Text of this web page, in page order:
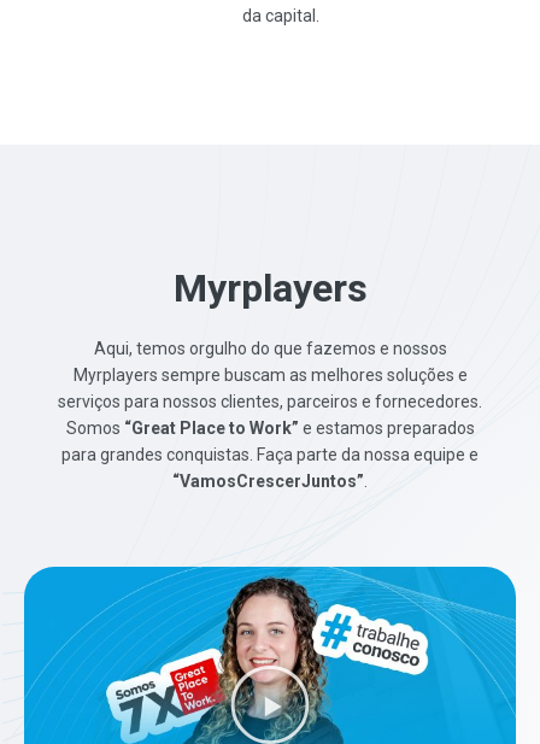
da capital.
Myrplayers
Aqui, temos orgulho do que fazemos e nossos
Myrplayers sempre buscam as melhores soluções e
serviços para nossos clientes, parceiros e fornecedores.
Somos “Great Place to Work” e estamos preparados
para grandes conquistas. Faça parte da nossa equipe e
“VamosCrescerJuntos”